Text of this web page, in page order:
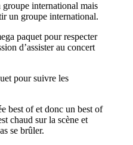
groupe international mais
un groupe international.
paquet pour respecter
d’assister au concert
pour suivre les
best of et donc un best of
chaud sur la scène et
se brûler.